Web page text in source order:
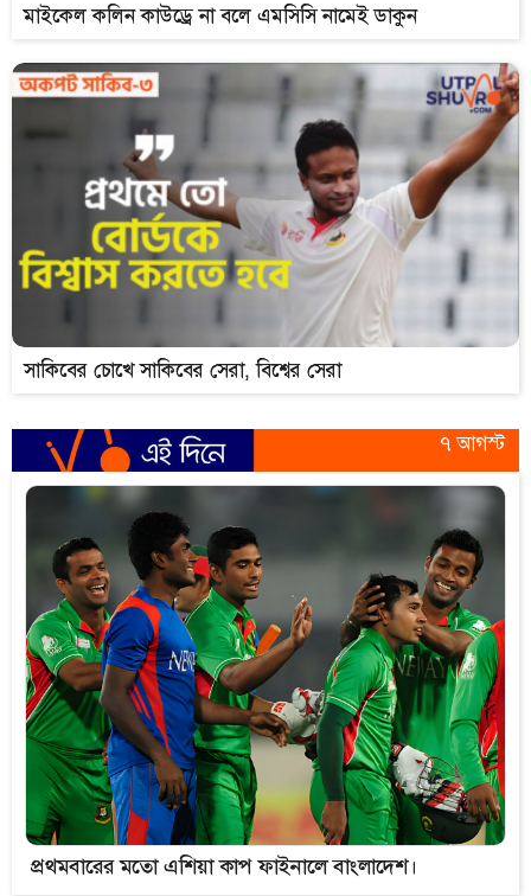
মাইকেল কলিন কাউড্রে না বলে এমসিসি নামেই ডাকুন
সাকিবের চোখে সাকিবের সেরা, বিশ্বের সেরা
৭ আগস্ট
প্রথমবারের মতো এশিয়া কাপ ফাইনালে বাংলাদেশ।